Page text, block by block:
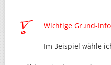
Wichtige Grund-
Im Beispiel wähle